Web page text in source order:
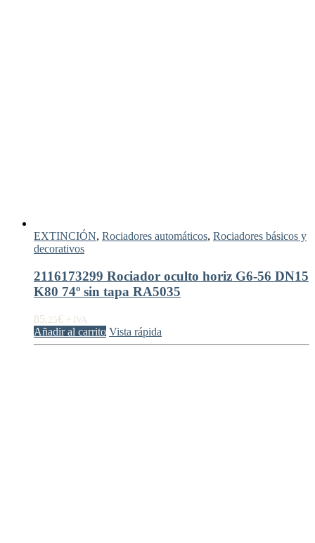
EXTINCIÓN, Rociadores automáticos, Rociadores básicos y
decorativos
2116173299 Rociador oculto horiz G6-56 DN15
K80 74º sin tapa RA5035
85,25€ + IVA
Añadir al carrito Vista rápida